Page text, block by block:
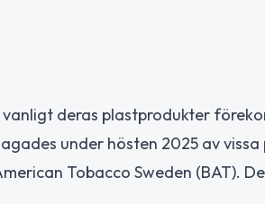
deras plastprodukter
under hösten 2025 av
Tobacco Sweden (BAT).